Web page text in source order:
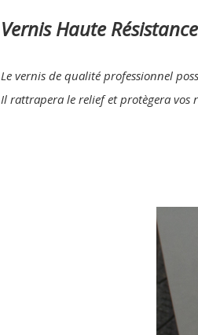
Vernis Haute Résistance
Le vernis de qualité professionnel
Il rattrapera le relief et protègera vos